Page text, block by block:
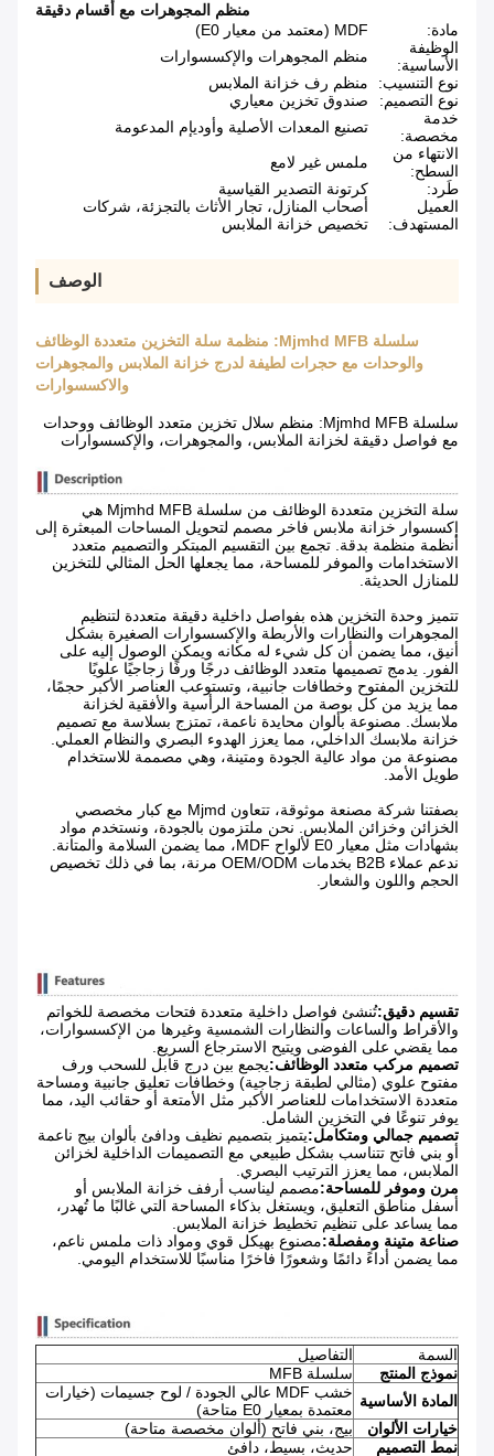
منظم المجوهرات مع أقسام دقيقة
مادة:
MDF (معتمد من معيار E0)
الوظيفة
الأساسية:
منظم المجوهرات والإكسسوارات
نوع التنسيب:
منظم رف خزانة الملابس
نوع التصميم:
صندوق تخزين معياري
خدمة
مخصصة:
تصنيع المعدات الأصلية وأوديإم المدعومة
الانتهاء من
السطح:
ملمس غير لامع
طَرد:
كرتونة التصدير القياسية
العميل
المستهدف:
أصحاب المنازل، تجار الأثاث بالتجزئة، شركات
تخصيص خزانة الملابس
الوصف
سلسلة Mjmhd MFB: منظمة سلة التخزين متعددة الوظائف
والوحدات مع حجرات لطيفة لدرج خزانة الملابس والمجوهرات
والاكسسوارات
سلسلة Mjmhd MFB: منظم سلال تخزين متعدد الوظائف ووحدات
مع فواصل دقيقة لخزانة الملابس، والمجوهرات، والإكسسوارات
سلة التخزين متعددة الوظائف من سلسلة Mjmhd MFB هي
إكسسوار خزانة ملابس فاخر مصمم لتحويل المساحات المبعثرة إلى
أنظمة منظمة بدقة. تجمع بين التقسيم المبتكر والتصميم متعدد
الاستخدامات والموفر للمساحة، مما يجعلها الحل المثالي للتخزين
للمنازل الحديثة.
تتميز وحدة التخزين هذه بفواصل داخلية دقيقة متعددة لتنظيم
المجوهرات والنظارات والأربطة والإكسسوارات الصغيرة بشكل
أنيق، مما يضمن أن كل شيء له مكانه ويمكن الوصول إليه على
الفور. يدمج تصميمها متعدد الوظائف درجًا ورفًا زجاجيًا علويًا
للتخزين المفتوح وخطافات جانبية، وتستوعب العناصر الأكبر حجمًا،
مما يزيد من كل بوصة من المساحة الرأسية والأفقية لخزانة
ملابسك. مصنوعة بألوان محايدة ناعمة، تمتزج بسلاسة مع تصميم
خزانة ملابسك الداخلي، مما يعزز الهدوء البصري والنظام العملي.
مصنوعة من مواد عالية الجودة ومتينة، وهي مصممة للاستخدام
طويل الأمد.
بصفتنا شركة مصنعة موثوقة، تتعاون Mjmd مع كبار مخصصي
الخزائن وخزائن الملابس. نحن ملتزمون بالجودة، ونستخدم مواد
بشهادات مثل معيار E0 لألواح MDF، مما يضمن السلامة والمتانة.
ندعم عملاء B2B بخدمات OEM/ODM مرنة، بما في ذلك تخصيص
الحجم واللون والشعار.
تقسيم دقيق:تُنشئ فواصل داخلية متعددة فتحات مخصصة للخواتم
والأقراط والساعات والنظارات الشمسية وغيرها من الإكسسوارات،
مما يقضي على الفوضى ويتيح الاسترجاع السريع.
تصميم مركب متعدد الوظائف:يجمع بين درج قابل للسحب ورف
مفتوح علوي (مثالي لطبقة زجاجية) وخطافات تعليق جانبية ومساحة
متعددة الاستخدامات للعناصر الأكبر مثل الأمتعة أو حقائب اليد، مما
يوفر تنوعًا في التخزين الشامل.
تصميم جمالي ومتكامل:يتميز بتصميم نظيف ودافئ بألوان بيج ناعمة
أو بني فاتح تتناسب بشكل طبيعي مع التصميمات الداخلية لخزائن
الملابس، مما يعزز الترتيب البصري.
مرن وموفر للمساحة:مصمم ليناسب أرفف خزانة الملابس أو
أسفل مناطق التعليق، ويستغل بذكاء المساحة التي غالبًا ما تُهدر،
مما يساعد على تنظيم تخطيط خزانة الملابس.
صناعة متينة ومفصلة:مصنوع بهيكل قوي ومواد ذات ملمس ناعم،
مما يضمن أداءً دائمًا وشعورًا فاخرًا مناسبًا للاستخدام اليومي.
السمة
التفاصيل
نموذج المنتج
سلسلة MFB
المادة الأساسية
خشب MDF عالي الجودة / لوح جسيمات (خيارات
معتمدة بمعيار E0 متاحة)
خيارات الألوان
بيج، بني فاتح (ألوان مخصصة متاحة)
نمط التصميم
حديث، بسيط، دافئ